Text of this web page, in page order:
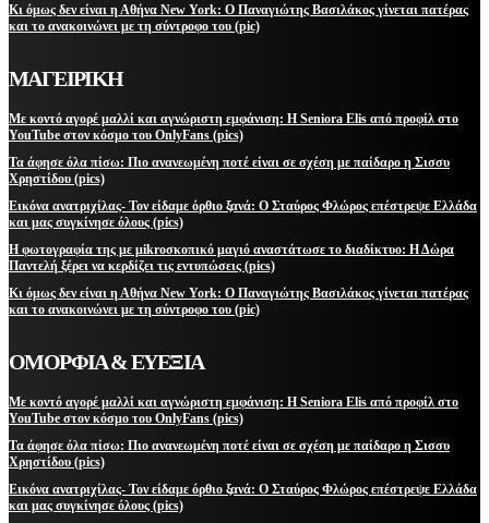
Κι όμως δεν είναι η Αθήνα New York: Ο Παναγιώτης Βασιλάκος γίνεται πατέρας
και το ανακοινώνει με τη σύντροφο του (pic)
ΜΑΓΕΙΡΙΚΗ
Με κοντό αγορέ μαλλί και αγνώριστη εμφάνιση: Η Seniora Elis από προφίλ στο
YouTube στον κόσμο του OnlyFans (pics)
Τα άφησε όλα πίσω: Πιο ανανεωμένη ποτέ είναι σε σχέση με παίδαρο η Σισσυ
Χρηστίδου (pics)
Εικόνα ανατριχίλας- Τον είδαμε όρθιο ξανά: Ο Σταύρος Φλώρος επέστρεψε Ελλάδα
και μας συγκίνησε όλους (pics)
Η φωτογραφία της με μikroσκοπικό μαγιό αναστάτωσε το διαδίκτυο: Η Δώρα
Παντελή ξέρει να κερδίζει τις εντυπώσεις (pics)
Κι όμως δεν είναι η Αθήνα New York: Ο Παναγιώτης Βασιλάκος γίνεται πατέρας
και το ανακοινώνει με τη σύντροφο του (pic)
ΟΜΟΡΦΙΑ & ΕΥΕΞΙΑ
Με κοντό αγορέ μαλλί και αγνώριστη εμφάνιση: Η Seniora Elis από προφίλ στο
YouTube στον κόσμο του OnlyFans (pics)
Τα άφησε όλα πίσω: Πιο ανανεωμένη ποτέ είναι σε σχέση με παίδαρο η Σισσυ
Χρηστίδου (pics)
Εικόνα ανατριχίλας- Τον είδαμε όρθιο ξανά: Ο Σταύρος Φλώρος επέστρεψε Ελλάδα
και μας συγκίνησε όλους (pics)